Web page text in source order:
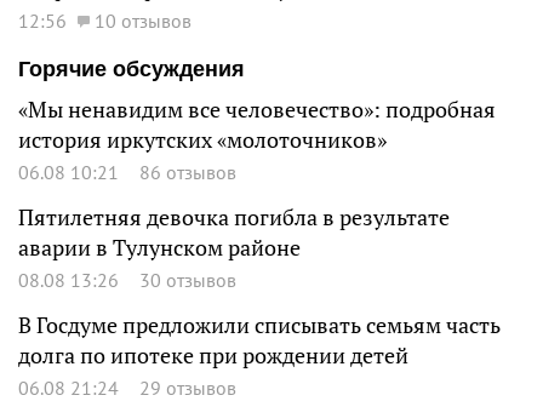
12:56
10 отзывов
Горячие обсуждения
«Мы ненавидим все человечество»: подробная
история иркутских «молоточников»
06.08 10:21 86 отзывов
Пятилетняя девочка погибла в результате
аварии в Тулунском районе
08.08 13:26 30 отзывов
В Госдуме предложили списывать семьям часть
долга по ипотеке при рождении детей
06.08 21:24 29 отзывов